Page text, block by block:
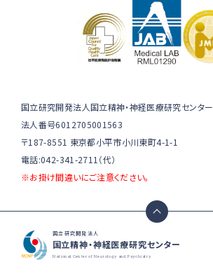
国立研究開発法人国立精神・神経医療研究センター
法人番号6012705001563
〒187-8551 東京都小平市小川東町4-1-1
電話:042-341-2711（代）
※お掛け間違いにご注意ください。
国立研究開発法人
国立精神・神経医療研究センター
National Center of Neurology and Psychiatry